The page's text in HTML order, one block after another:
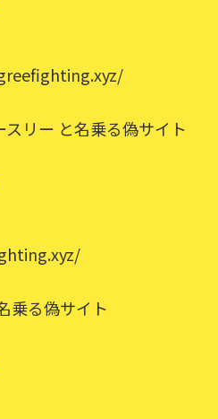
リー と名乗る偽サイト
乗る偽サイト